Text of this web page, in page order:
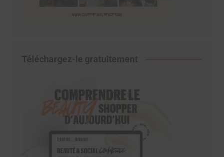
Téléchargez-le gratuitement